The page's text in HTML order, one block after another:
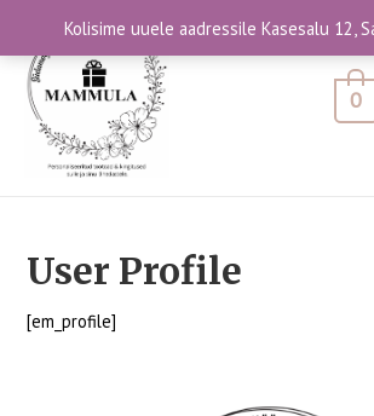
Kolisime uuele aadressile Kasesalu 12,
0
User Profile
[em_profile]